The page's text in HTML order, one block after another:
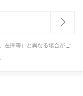
在庫等）と異なる場合がご